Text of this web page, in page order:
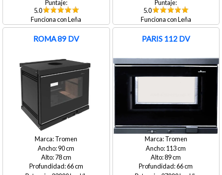
5.0
Leña
5.0
Leña
ROMA 89 DV
Tromen
90
78
66
PARIS 112 DV
Tromen
113
89
66